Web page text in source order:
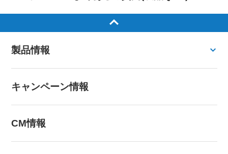
製品情報
キャンペーン情報
CM情報